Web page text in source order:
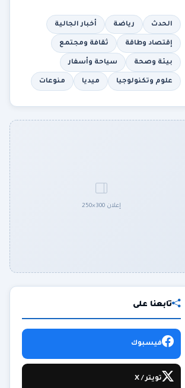
الحدث رياضة أخبار الجالية
إقتصاد وطاقة ثقافة ومجتمع
بيئة وصحة سياحة وأسفار
علوم وتكنولوجيا ميديا منوعات
إعلان 300×250
تابعنا على
فيسبوك
تويتر / X